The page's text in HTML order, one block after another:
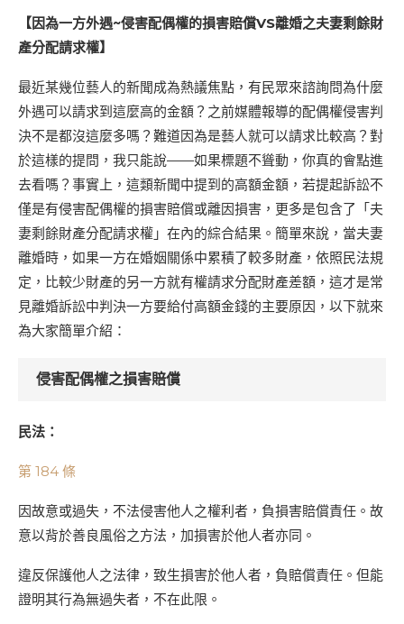
【因為一方外遇~侵害配偶權的損害賠償VS離婚之夫妻剩餘財
產分配請求權】
最近某幾位藝人的新聞成為熱議焦點，有民眾來諮詢問為什麼
外遇可以請求到這麼高的金額？之前媒體報導的配偶權侵害判
決不是都沒這麼多嗎？難道因為是藝人就可以請求比較高？對
於這樣的提問，我只能說——如果標題不聳動，你真的會點進
去看嗎？事實上，這類新聞中提到的高額金額，若提起訴訟不
僅是有侵害配偶權的損害賠償或離因損害，更多是包含了「夫
妻剩餘財產分配請求權」在內的綜合結果。簡單來說，當夫妻
離婚時，如果一方在婚姻關係中累積了較多財產，依照民法規
定，比較少財產的另一方就有權請求分配財產差額，這才是常
見離婚訴訟中判決一方要給付高額金錢的主要原因，以下就來
為大家簡單介紹：
侵害配偶權之損害賠償
民法：
第 184 條
因故意或過失，不法侵害他人之權利者，負損害賠償責任。故
意以背於善良風俗之方法，加損害於他人者亦同。
違反保護他人之法律，致生損害於他人者，負賠償責任。但能
證明其行為無過失者，不在此限。